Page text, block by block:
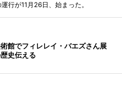
行が11月26日、始まった。
館でフィレレイ・バエズさん展
史伝える